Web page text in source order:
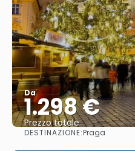
Da
1.298 €
Prezzo totale
DESTINAZIONE:Praga